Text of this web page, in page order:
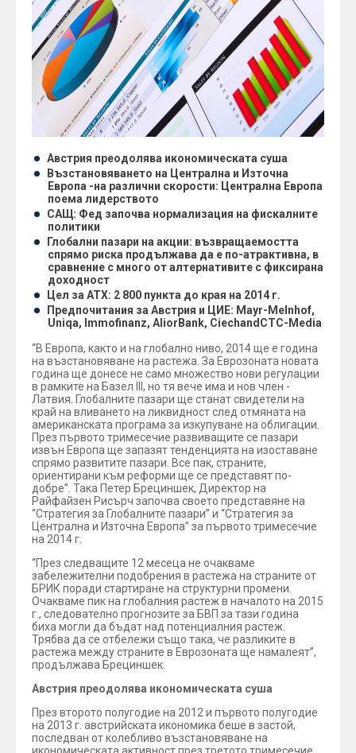
Австрия преодолява икономическата суша
Възстановяването на Централна и Източна
Европа -на различни скорости: Централна Европа
поема лидерството
САЩ: Фед започва нормализация на фискалните
политики
Глобални пазари на акции: възвращаемостта
спрямо риска продължава да е по-атрактивна, в
сравнение с много от алтернативите с фиксирана
доходност
Цел за ATX: 2 800 пункта до края на 2014 г.
Предпочитания за Австрия и ЦИЕ: Mayr- Melnhof,
Uniqa, Immofinanz, Alior Bank, Ciechand CTC- Media
“В Европа, както и на глобално ниво, 2014 ще е година
на възстановяване на растежа. За Еврозоната новата
година ще донесе не само множество нови регулации
в рамките на Базел III, но тя вече има и нов член -
Латвия. Глобалните пазари ще станат свидетели на
край на вливането на ликвидност след отмяната на
американската програма за изкупуване на облигации.
През първото тримесечие развиващите се пазари
извън Европа ще запазят тенденцията на изоставане
спрямо развитите пазари. Все пак, страните,
ориентирани към реформи ще се представят по-
добре”. Така Петер Брециншек, Директор на
Райфайзен Рисърч започва своето представяне на
“Стратегия за Глобалните пазари” и “Стратегия за
Централна и Източна Европа” за първото тримесечие
на 2014 г.
“През следващите 12 месеца не очакваме
забележителни подобрения в растежа на страните от
БРИК поради стартиране на структурни промени.
Очакваме пик на глобалния растеж в началото на 2015
г., следователно прогнозите за БВП за тази година
биха могли да бъдат над потенциалния растеж.
Трябва да се отбележи също така, че разликите в
растежа между страните в Еврозоната ще намалеят”,
продължава Брециншек.
Австрия преодолява икономическата суша
През второто полугодие на 2012 и първото полугодие
на 2013 г. австрийската икономика беше в застой,
последван от колебливо възстановяване на